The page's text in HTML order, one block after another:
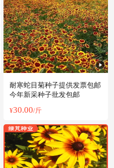
耐寒蛇目菊种子提供发票包邮
今年新采种子批发包邮
¥30.00/斤